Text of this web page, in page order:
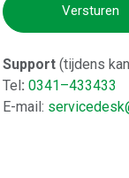
Versturen
Support (tijdens
Tel: 0341–433433
E-mail: